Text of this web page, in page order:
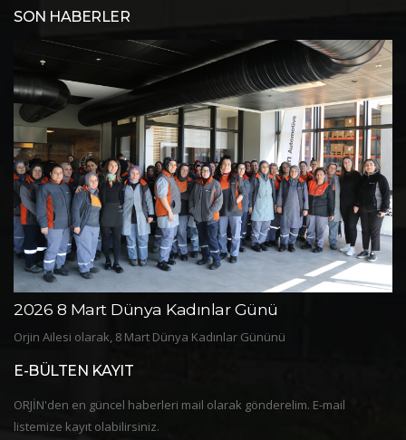
SON HABERLER
2026 8 Mart Dünya Kadınlar Günü
Orjin Ailesi olarak, 8 Mart Dünya Kadınlar Gününü
E-BÜLTEN KAYIT
ORJİN'den en güncel haberleri mail olarak gönderelim. E-mail
listemize kayıt olabilirsiniz.